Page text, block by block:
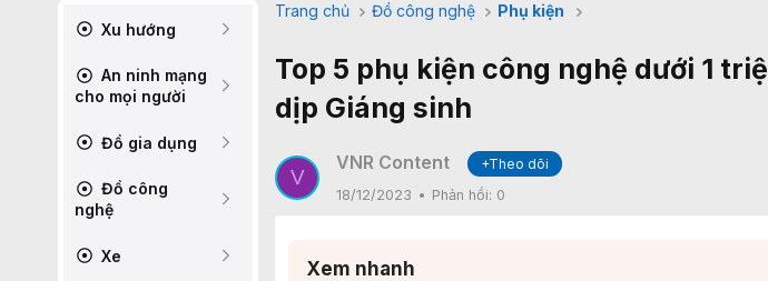
Xu hướng
An ninh mạng
cho mọi người
Đồ gia dụng
Đồ công
nghệ
Xe
Trang chủ Đồ công nghệ Phụ kiện
Top 5 phụ kiện công nghệ dưới 1
dịp Giáng sinh
V
VNR Content
+Theo dõi
18/12/2023
Phản hồi: 0
Xem nhanh